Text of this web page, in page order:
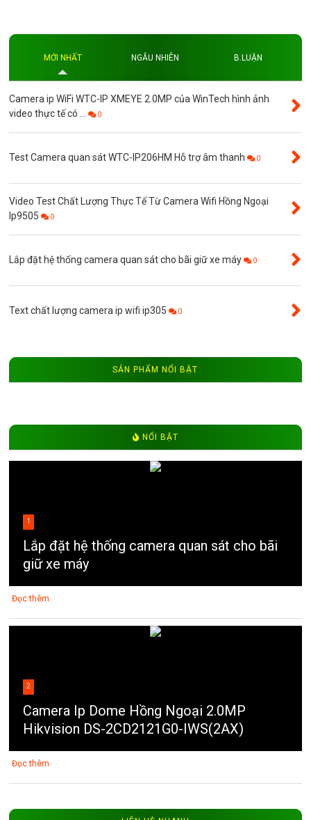
Độ phân giải
Độ phân giải 4MP
MỚI NHẤT NGẪU NHIÊN B.LUẬN
Camera ip WiFi WTC-IP XMEYE 2.0MP của WinTech hình ảnh
video thực tế có ...
0
Test Camera quan sát WTC-IP206HM Hỗ trợ âm thanh 0
Video Test Chất Lượng Thực Tế Từ Camera Wifi Hồng Ngoại
Ip9505
0
Lắp đặt hệ thống camera quan sát cho bãi giữ xe máy 0
Text chất lượng camera ip wifi ip305 0
SẢN PHẨM NỔI BẬT
NỔI BẬT
1
Lắp đặt hệ thống camera quan sát cho bãi
giữ xe máy
Đọc thêm
2
Camera Ip Dome Hồng Ngoại 2.0MP
Hikvision DS-2CD2121G0-IWS(2AX)
Đọc thêm